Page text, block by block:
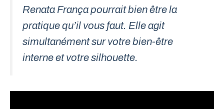
Renata França pourrait bien être la
pratique qu’il vous faut. Elle agit
simultanément sur votre bien-être
interne et votre silhouette.